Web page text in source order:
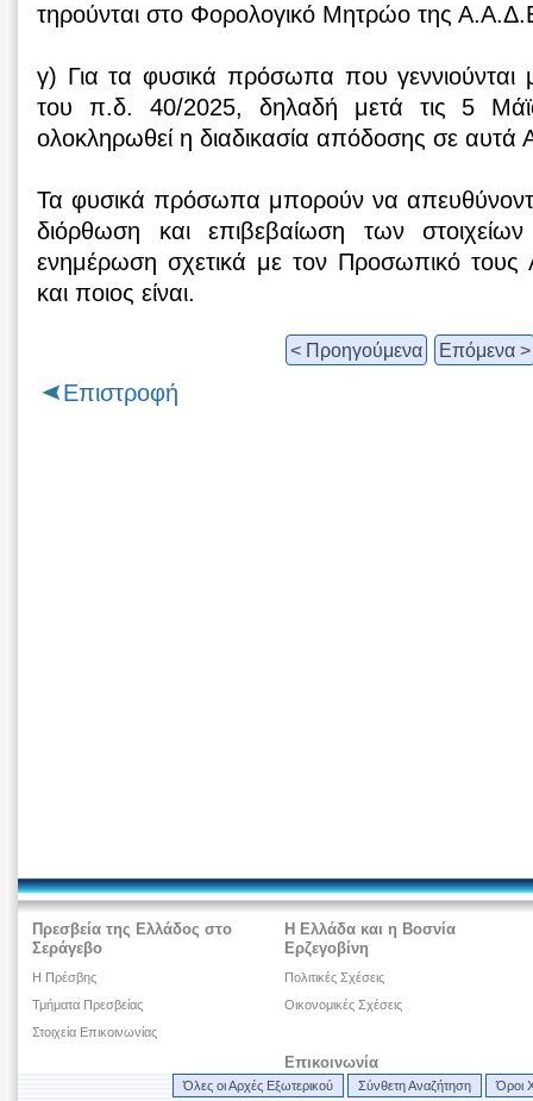
τηρούνται στο Φορολογικό Μητρώο της
γ) Για τα φυσικά πρόσωπα που γεννιούνται
του π.δ. 40/2025, δηλαδή μετά τις 5
ολοκληρωθεί η διαδικασία απόδοσης σε
Τα φυσικά πρόσωπα μπορούν να
διόρθωση και επιβεβαίωση των
ενημέρωση σχετικά με τον Προσωπικό τους
και ποιος είναι.
< Προηγούμενα Επόμενα >
Επιστροφή
Πρεσβεία της Ελλάδος στο
Σεράγεβο
H Πρέσβης
Τμήματα Πρεσβείας
Στοιχεία Επικοινωνίας
Η Ελλάδα και η Βοσνία
Ερζεγοβίνη
Πολιτικές Σχέσεις
Οικονομικές Σχέσεις
Επικοινωνία
Όλες οι Αρχές Εξωτερικού Σύνθετη Αναζήτηση Όροι